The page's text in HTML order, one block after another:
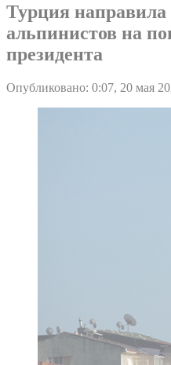
Турция
альпинистов на
президента
Опубликовано: 0:07, 20 мая